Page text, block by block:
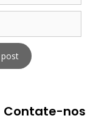
Contate-nos